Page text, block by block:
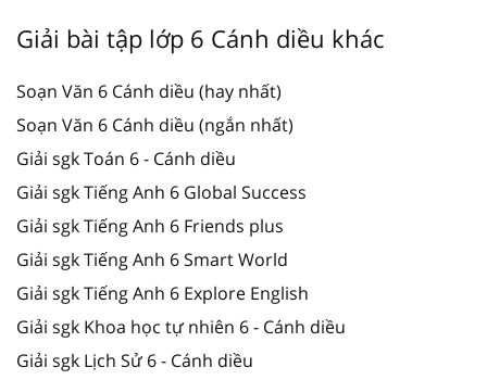
Giải bài tập lớp 6 Cánh diều khác
Soạn Văn 6 Cánh diều (hay nhất)
Soạn Văn 6 Cánh diều (ngắn nhất)
Giải sgk Toán 6 - Cánh diều
Giải sgk Tiếng Anh 6 Global Success
Giải sgk Tiếng Anh 6 Friends plus
Giải sgk Tiếng Anh 6 Smart World
Giải sgk Tiếng Anh 6 Explore English
Giải sgk Khoa học tự nhiên 6 - Cánh diều
Giải sgk Lịch Sử 6 - Cánh diều